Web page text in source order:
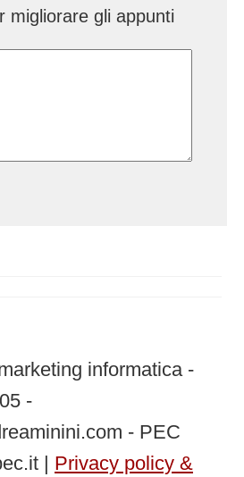
migliorare gli appunti
informatica -
-
- PEC
| Privacy policy &